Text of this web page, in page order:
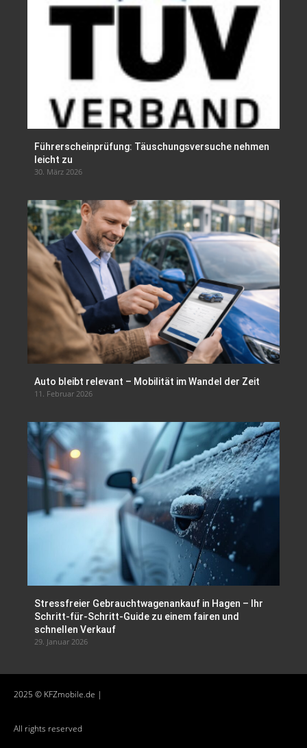
Führerscheinprüfung: Täuschungsversuche nehmen
leicht zu
30. März 2026
Auto bleibt relevant – Mobilität im Wandel der Zeit
11. Februar 2026
Stressfreier Gebrauchtwagenankauf in Hagen – Ihr
Schritt-für-Schritt-Guide zu einem fairen und
schnellen Verkauf
29. Januar 2026
2025 © KFZmobile.de |
All rights reserved